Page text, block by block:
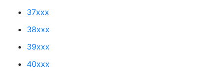
37xxx
38xxx
39xxx
40xxx